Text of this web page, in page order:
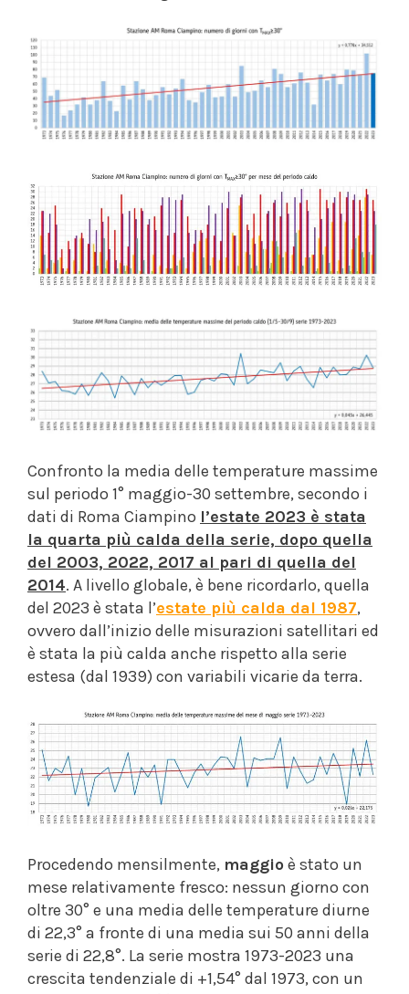
Confronto la media delle temperature massime
sul periodo 1° maggio-30 settembre, secondo i
dati di Roma Ciampino l’estate 2023 è stata
la quarta più calda della serie, dopo quella
del 2003, 2022, 2017 al pari di quella del
2014. A livello globale, è bene ricordarlo, quella
del 2023 è stata l’estate più calda dal 1987,
ovvero dall’inizio delle misurazioni satellitari ed
è stata la più calda anche rispetto alla serie
estesa (dal 1939) con variabili vicarie da terra.
Procedendo mensilmente, maggio è stato un
mese relativamente fresco: nessun giorno con
oltre 30° e una media delle temperature diurne
di 22,3° a fronte di una media sui 50 anni della
serie di 22,8°. La serie mostra 1973-2023 una
crescita tendenziale di +1,54° dal 1973, con un